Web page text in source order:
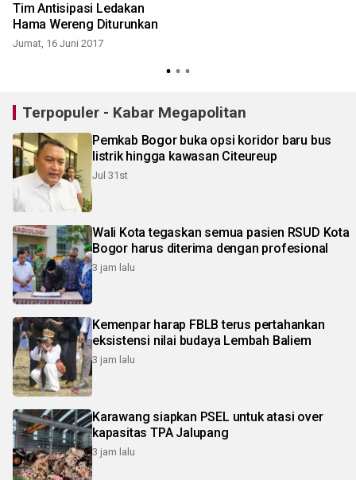
Tim Antisipasi Ledakan
Hama Wereng Diturunkan
Jumat, 16 Juni 2017
Terpopuler - Kabar Megapolitan
Pemkab Bogor buka opsi koridor baru bus
listrik hingga kawasan Citeureup
Jul 31st
Wali Kota tegaskan semua pasien RSUD Kota
Bogor harus diterima dengan profesional
3 jam lalu
Kemenpar harap FBLB terus pertahankan
eksistensi nilai budaya Lembah Baliem
3 jam lalu
Karawang siapkan PSEL untuk atasi over
kapasitas TPA Jalupang
3 jam lalu